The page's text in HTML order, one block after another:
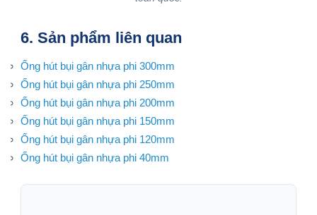
6. Sản phẩm liên quan
Ống hút bụi gân nhựa phi 300mm
Ống hút bụi gân nhựa phi 250mm
Ống hút bụi gân nhựa phi 200mm
Ống hút bụi gân nhựa phi 150mm
Ống hút bụi gân nhựa phi 120mm
Ống hút bụi gân nhựa phi 40mm